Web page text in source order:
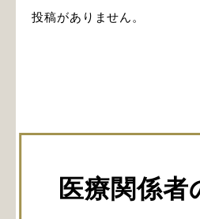
医療関係者
投稿がありません。